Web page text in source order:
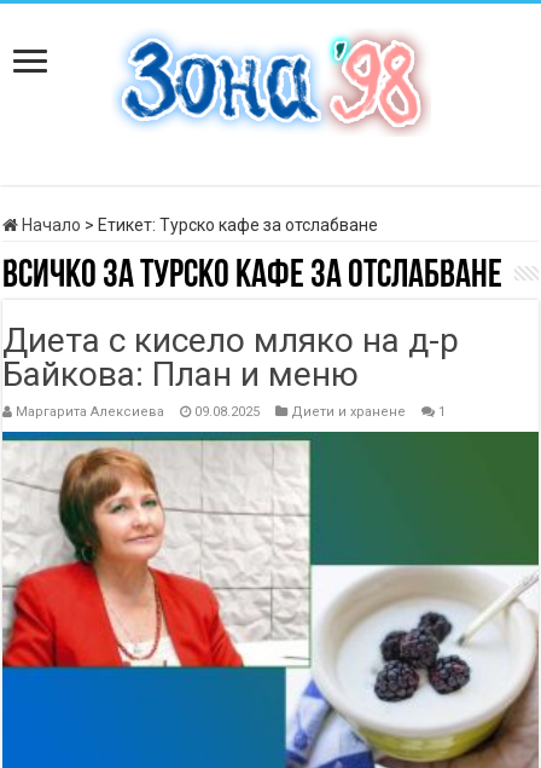
Начало > Етикет:Турско кафе за отслабване
Всичко заТурско кафе за отслабване
Диета с кисело мляко на д-р
Байкова: План и меню
Маргарита Алексиева 09.08.2025 Диети и хранене 1